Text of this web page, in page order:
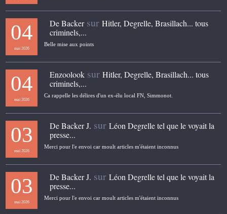
04
mai 2026
De BackersurHitler, Degrelle, Brasillach... tous
criminels,...
Belle mise aux points
04
mai 2026
Enzoolook surHitler, Degrelle, Brasillach... tous
criminels,...
Ca rappelle les délires d'un ex-élu local FN, Simmonot.
03
mai 2026
De Backer J. surLéon Degrelle tel que le voyait la
presse...
Merci pour l'e envoi car moult articles m'étaient inconnus
03
mai 2026
De Backer J. surLéon Degrelle tel que le voyait la
presse...
Merci pour l'e envoi car moult articles m'étaient inconnus